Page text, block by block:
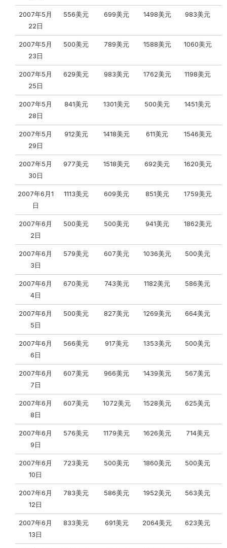
2007年5月
22日
556美元 699美元 1498美元 983美元
2007年5月
23日
500美元 789美元 1588美元 1060美元
2007年5月
25日
629美元 983美元 1762美元 1198美元
2007年5月
28日
841美元 1301美元 500美元 1451美元
2007年5月
29日
912美元 1418美元 611美元 1546美元
2007年5月
30日
977美元 1518美元 692美元 1620美元
2007年6月1
日
1113美元 609美元 851美元 1759美元
2007年6月
2日
500美元 500美元 941美元 1862美元
2007年6月
3日
579美元 607美元 1036美元 500美元
2007年6月
4日
670美元 743美元 1182美元 586美元
2007年6月
5日
500美元 827美元 1269美元 664美元
2007年6月
6日
566美元 917美元 1353美元 500美元
2007年6月
7日
607美元 966美元 1439美元 567美元
2007年6月
8日
607美元 1072美元 1528美元 625美元
2007年6月
9日
576美元 1179美元 1626美元 714美元
2007年6月
10日
723美元 500美元 1860美元 500美元
2007年6月
12日
783美元 586美元 1952美元 563美元
2007年6月
13日
833美元 691美元 2064美元 623美元